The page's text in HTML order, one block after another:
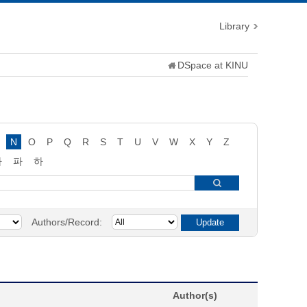
Library
DSpace at KINU
N O P Q R S T U V W X Y
Z
파
하
Authors/Record:
Author(s)